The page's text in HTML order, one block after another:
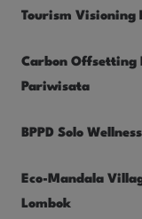
Tourism Visioning
Carbon Offsetting
Pariwisata
BPPD Solo
Eco-Mandala
Lombok